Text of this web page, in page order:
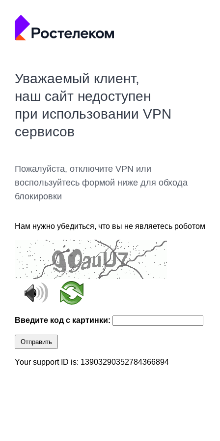
Уважаемый клиент,
наш сайт недоступен
при использовании VPN
сервисов
Пожалуйста, отключите VPN или
воспользуйтесь формой ниже для обхода
блокировки
Нам нужно убедиться, что вы не являетесь роботом
Введите код с картинки:
Отправить
Your support ID is: 13903290352784366894